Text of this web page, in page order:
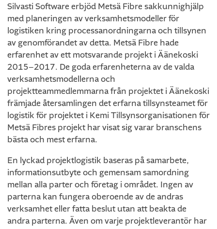
Silvasti Software erbjöd Metsä Fibre sakkunnighjälp
med planeringen av verksamhetsmodeller för
logistiken kring processanordningarna och tillsynen
av genomförandet av detta. Metsä Fibre hade
erfarenhet av ett motsvarande projekt i Äänekoski
2015–2017. De goda erfarenheterna av de valda
verksamhetsmodellerna och
projektteammedlemmarna från projektet i Äänekoski
främjade återsamlingen det erfarna tillsynsteamet för
logistik för projektet i Kemi Tillsynsorganisationen för
Metsä Fibres projekt har visat sig varar branschens
bästa och mest erfarna.
En lyckad projektlogistik baseras på samarbete,
informationsutbyte och gemensam samordning
mellan alla parter och företag i området. Ingen av
parterna kan fungera oberoende av de andras
verksamhet eller fatta beslut utan att beakta de
andra parterna. Även om varje projektleverantör har